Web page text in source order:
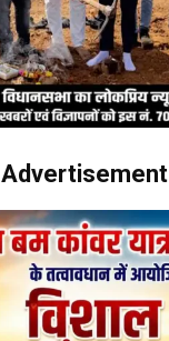
Advertisement